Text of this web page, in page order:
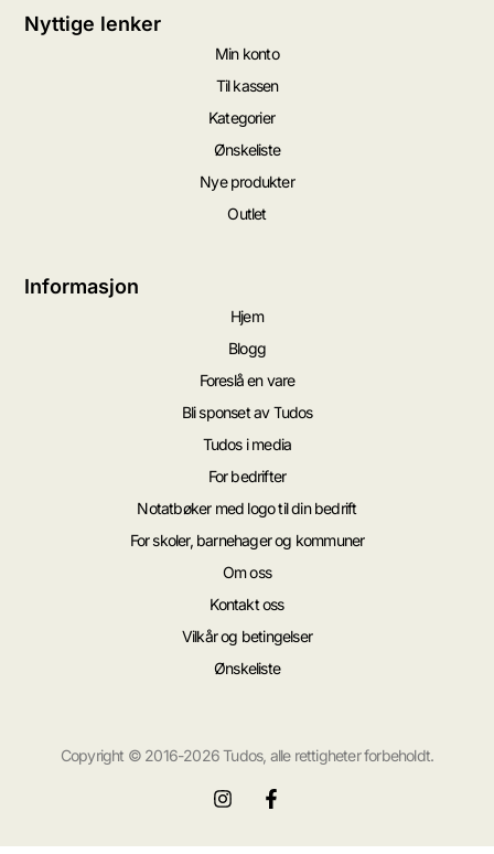
Nyttige lenker
Min konto
Til kassen
Kategorier
Ønskeliste
Nye produkter
Outlet
Informasjon
Hjem
Blogg
Foreslå en vare
Bli sponset av Tudos
Tudos i media
For bedrifter
Notatbøker med logo til din bedrift
For skoler, barnehager og kommuner
Om oss
Kontakt oss
Vilkår og betingelser
Ønskeliste
Copyright © 2016-2026 Tudos, alle rettigheter forbeholdt.